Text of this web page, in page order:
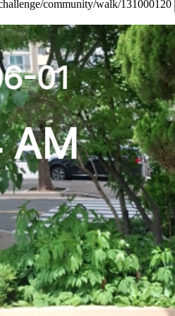
community/walk/131000120